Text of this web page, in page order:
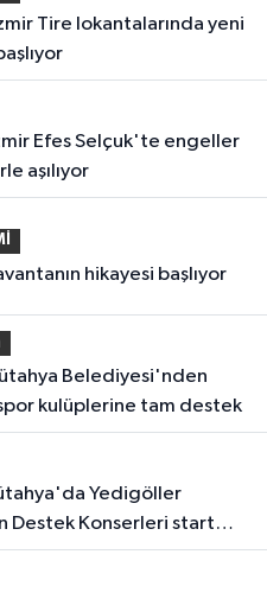
aşılıyor
hikayesi başlıyor
kulüplerine tam destek
Destek Konserleri start